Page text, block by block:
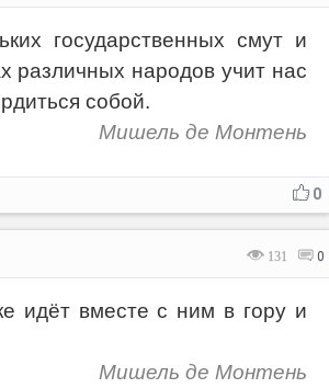
государственных смут и
различных народов учит нас
собой.
Мишель де Монтень
0
131 0
идёт вместе с ним в гору и
Мишель де Монтень